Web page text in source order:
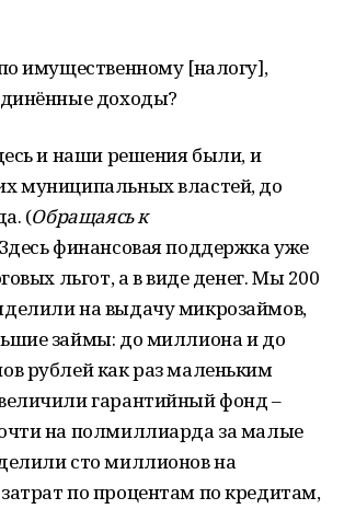
имущественному [налогу],
доходы?
и наши решения были, и
муниципальных властей, до
(Обращаясь к
финансовая поддержка уже
льгот, а в виде денег. Мы 200
на выдачу микрозаймов,
займы: до миллиона и до
рублей как раз маленьким
гарантийный фонд –
на полмиллиарда за малые
сто миллионов на
по процентам по кредитам,